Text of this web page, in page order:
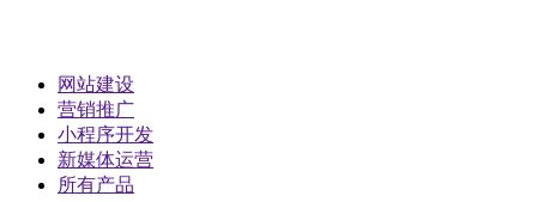
网站建设
营销推广
小程序开发
新媒体运营
所有产品